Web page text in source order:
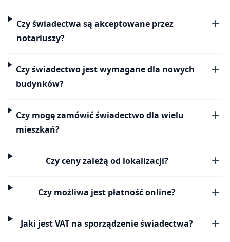
Czy świadectwa są akceptowane przez
notariuszy?
Czy świadectwo jest wymagane dla nowych
budynków?
Czy mogę zamówić świadectwo dla wielu
mieszkań?
Czy ceny zależą od lokalizacji?
Czy możliwa jest płatność online?
Jaki jest VAT na sporządzenie świadectwa?